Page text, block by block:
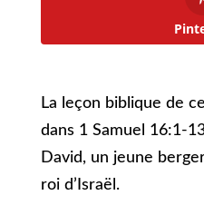
La leçon biblique de
dans 1 Samuel 16:1-
David, un jeune
roi d’Israël.